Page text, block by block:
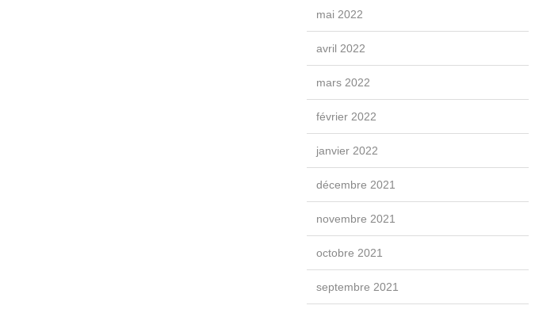
mai 2022
avril 2022
mars 2022
février 2022
janvier 2022
décembre 2021
novembre 2021
octobre 2021
septembre 2021